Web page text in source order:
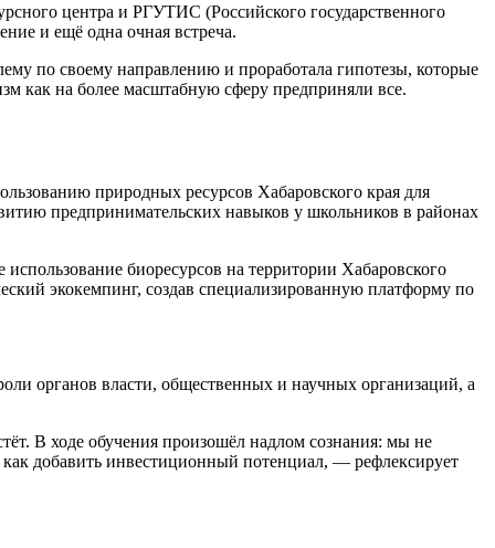
центра и РГУТИС (Российского государственного
и ещё одна очная встреча.
по своему направлению и проработала гипотезы, которые
как на более масштабную сферу предприняли все.
природных ресурсов Хабаровского края для
предпринимательских навыков у школьников в районах
биоресурсов на территории Хабаровского
экокемпинг, создав специализированную платформу по
органов власти, общественных и научных организаций, а
В ходе обучения произошёл надлом сознания: мы не
добавить инвестиционный потенциал, — рефлексирует